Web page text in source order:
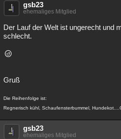
gsb23
ehemaliges Mitglied
Der Lauf der Welt ist ungerecht und
schlecht.
Gruß
Die Reihenfolge ist:
Regnerisch kühl, Schaufensterbummel,
gsb23
ehemaliges Mitglied